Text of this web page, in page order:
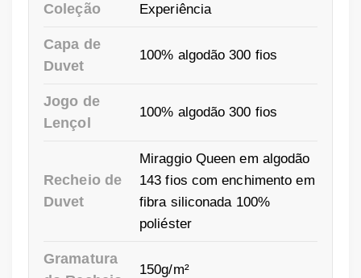
Coleção Experiência
Capa de
Duvet
100% algodão 300 fios
Jogo de
Lençol
100% algodão 300 fios
Recheio de
Duvet
Miraggio Queen em algodão
143 fios com enchimento em
fibra siliconada 100%
poliéster
Gramatura
150g/m²